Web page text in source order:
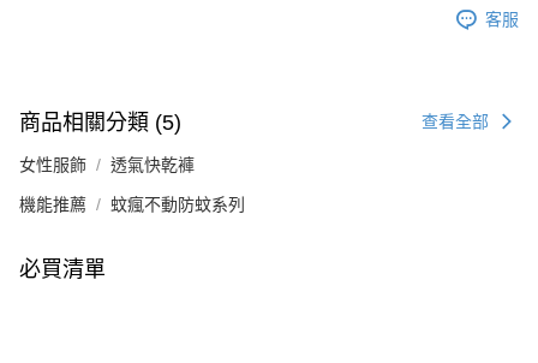
客服
商品相關分類 (5) 查看全部
女性服飾 透氣快乾褲
機能推薦 蚊瘋不動防蚊系列
必買清單